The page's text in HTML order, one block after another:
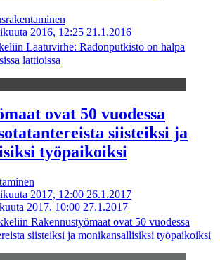
2016, 12:25 21.1.2016
Laatuvirhe: Radonputkisto on halpa
lattioissa
ovat 50 vuodessa
siisteiksi ja
työpaikoiksi
2017, 12:00 26.1.2017
2017, 10:00 27.1.2017
Rakennustyömaat ovat 50 vuodessa
siisteiksi ja monikansallisiksi työpaikoiksi